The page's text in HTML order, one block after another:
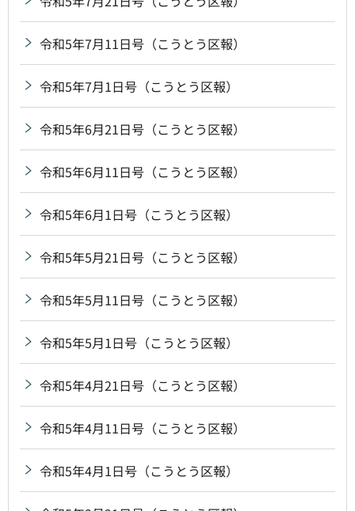
令和5年7月11日号（こうとう区報）
令和5年7月1日号（こうとう区報）
令和5年6月21日号（こうとう区報）
令和5年6月11日号（こうとう区報）
令和5年6月1日号（こうとう区報）
令和5年5月21日号（こうとう区報）
令和5年5月11日号（こうとう区報）
令和5年5月1日号（こうとう区報）
令和5年4月21日号（こうとう区報）
令和5年4月11日号（こうとう区報）
令和5年4月1日号（こうとう区報）